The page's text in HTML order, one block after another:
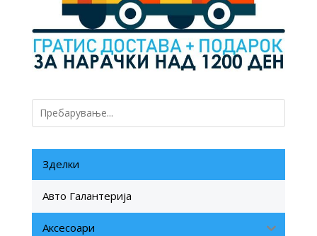
Зделки
Авто Галантерија
Аксесоари